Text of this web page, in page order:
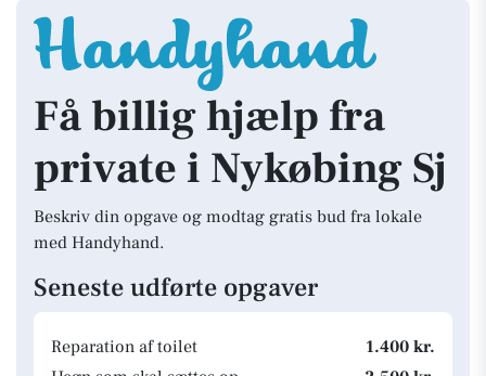
Få billig hjælp fra
private i Nykøbing Sj
Beskriv din opgave og modtag gratis bud fra lokale
med Handyhand.
Seneste udførte opgaver
Reparation af toilet
1.400 kr.